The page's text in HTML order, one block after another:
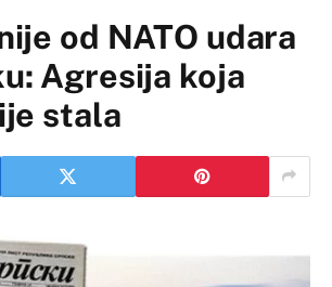
od NATO udara
Agresija koja
stala